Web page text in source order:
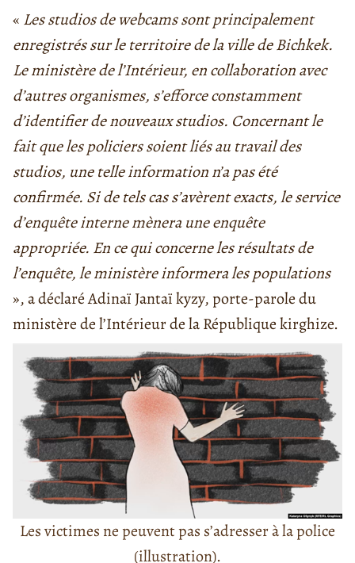
« Les studios de webcams sont principalement
enregistrés sur le territoire de la ville de Bichkek.
Le ministère de l’Intérieur, en collaboration avec
d’autres organismes, s’efforce constamment
d’identifier de nouveaux studios. Concernant le
fait que les policiers soient liés au travail des
studios, une telle information n’a pas été
confirmée. Si de tels cas s’avèrent exacts, le service
d’enquête interne mènera une enquête
appropriée. En ce qui concerne les résultats de
l’enquête, le ministère informera les populations
», a déclaré Adinaï Jantaï kyzy, porte-parole du
ministère de l’Intérieur de la République kirghize.
Les victimes ne peuvent pas s’adresser à la police
(illustration).